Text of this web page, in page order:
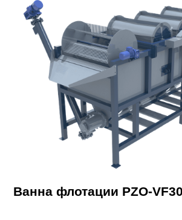
Ванна флотации PZO-